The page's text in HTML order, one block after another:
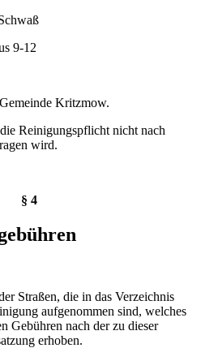
9-12
Kritzmow.
Reinigungspflicht nicht nach
wird.
§ 4
Straßen, die in das Verzeichnis
aufgenommen sind, welches
Gebühren nach der zu dieser
erhoben.